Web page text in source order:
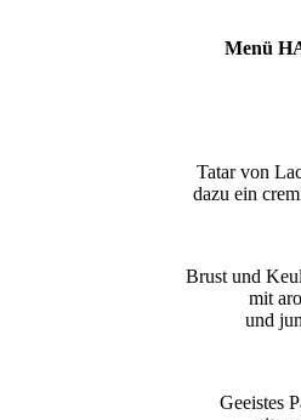
Menü
Tatar von
dazu ein
Brust und
mit
und
Geeistes